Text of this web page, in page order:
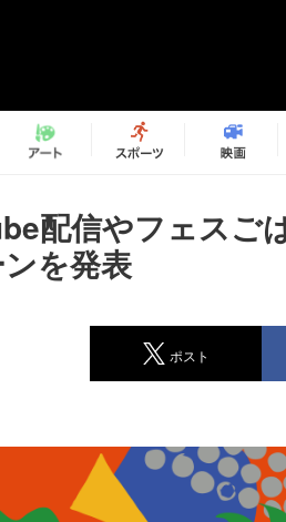
配信やフェスご
を発表
ポスト